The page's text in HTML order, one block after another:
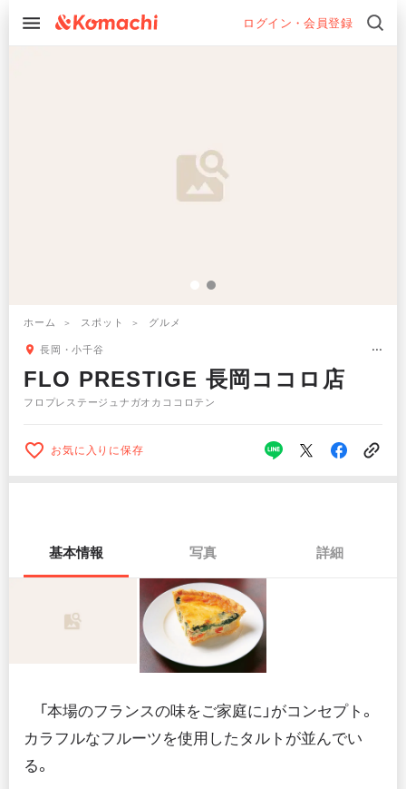
ログイン・会員登録
ホーム スポット グルメ
長岡・小千谷
FLO PRESTIGE 長岡ココロ店
フロプレステージュナガオカココロテン
お気に入りに保存
基本情報 写真 詳細
「本場のフランスの味をご家庭に」がコンセプト。
カラフルなフルーツを使用したタルトが並んでい
る。